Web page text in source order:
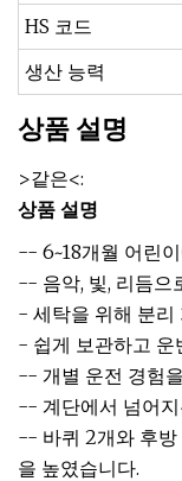
HS 코드
생산 능력
상품 설명
>같은<:
상품 설명
-- 6~18개월 어린
-- 음악, 빛, 리듬으
- 세탁을 위해 분리
- 쉽게 보관하고 운
-- 개별 운전 경험
-- 계단에서 넘어지
-- 바퀴 2개와 후방
을 높였습니다.